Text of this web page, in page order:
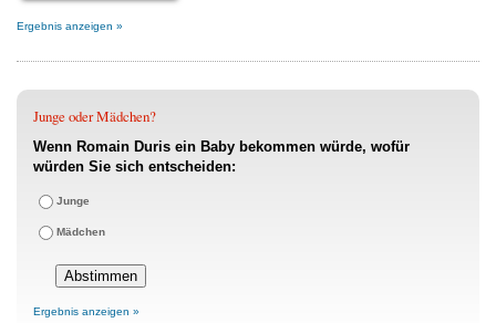
Ergebnis anzeigen »
Junge oder Mädchen?
Wenn Romain Duris ein Baby bekommen würde, wofür
würden Sie sich entscheiden:
Junge
Mädchen
Ergebnis anzeigen »